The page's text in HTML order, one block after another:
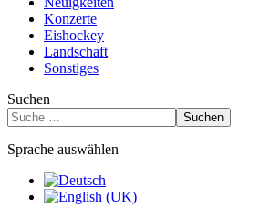
Konzerte
Eishockey
Landschaft
Sonstiges
Suchen
Suchen
Sprache auswählen